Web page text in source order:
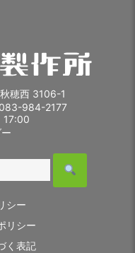
穂西 3106-1
984-2177
17:00
シー
リシー
く表記